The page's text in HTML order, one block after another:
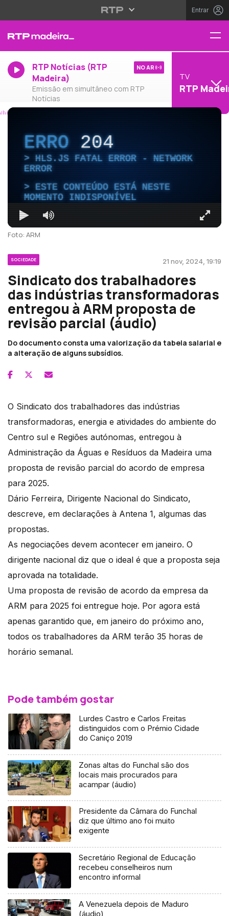
Entrar
RTP Notícias (RTP
Madeira)
Emissão em simultâneo com RTP
Notícias
NO AR
TV
RTP
ERRO204
HLS.JS FATAL ERROR - NETWORK
ERROR
ESTE CONTEÚDO ESTÁ NESTE
MOMENTO INDISPONÍVEL
Foto: ARM
SOCIEDADE 21 nov, 2024, 19:19
Sindicato dos trabalhadores
das indústrias transformadoras
entregou à ARM proposta de
revisão parcial (áudio)
Do documento consta uma valorização da tabela salarial e
a alteração de alguns subsídios.
O Sindicato dos trabalhadores das indústrias
transformadoras, energia e atividades do ambiente do
Centro sul e Regiões autónomas, entregou à
Administração da Águas e Resíduos da Madeira uma
proposta de revisão parcial do acordo de empresa
para 2025.
Dário Ferreira, Dirigente Nacional do Sindicato,
descreve, em declarações à Antena 1, algumas das
propostas.
As negociações devem acontecer em janeiro. O
dirigente nacional diz que o ideal é que a proposta seja
aprovada na totalidade.
Uma proposta de revisão de acordo da empresa da
ARM para 2025 foi entregue hoje. Por agora está
apenas garantido que, em janeiro do próximo ano,
todos os trabalhadores da ARM terão 35 horas de
horário semanal.
Pode também gostar
Lurdes Castro e Carlos Freitas
distinguidos com o Prémio Cidade
do Caniço 2019
Zonas altas do Funchal são dos
locais mais procurados para
acampar (áudio)
Presidente da Câmara do Funchal
diz que último ano foi muito
exigente
Secretário Regional de Educação
recebeu conselheiros num
encontro informal
A Venezuela depois de Maduro
(áudio)